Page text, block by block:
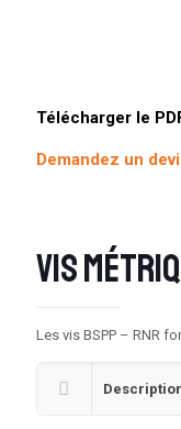
Télécharger le
Demandez un
Vis
Les vis BSPP – RNR